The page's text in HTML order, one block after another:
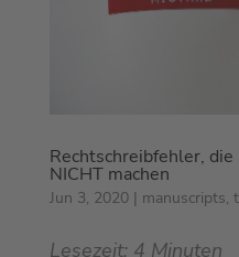
Rechtschreibfehler,
NICHT machen
Jun 3, 2020| manuscripts,
Lesezeit: 4 Minuten